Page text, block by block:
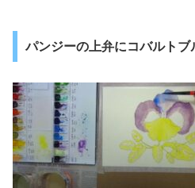
パンジーの上弁にコバルトブ